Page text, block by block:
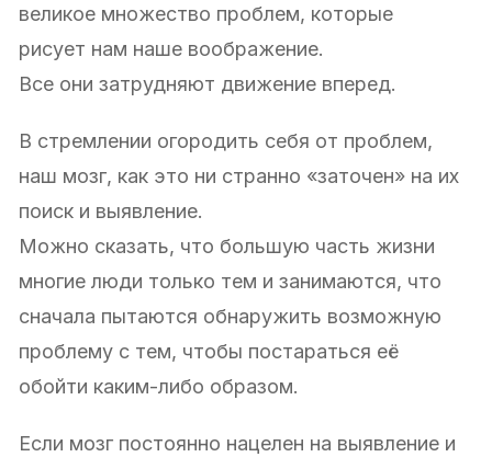
великое множество проблем, которые
рисует нам наше воображение.
Все они затрудняют движение вперед.
В стремлении огородить себя от проблем,
наш мозг, как это ни странно «заточен» на их
поиск и выявление.
Можно сказать, что большую часть жизни
многие люди только тем и занимаются, что
сначала пытаются обнаружить возможную
проблему с тем, чтобы постараться её
обойти каким-либо образом.
Если мозг постоянно нацелен на выявление и